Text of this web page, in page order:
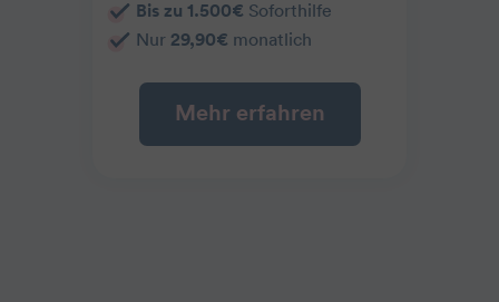
Bis zu 1.500€ Soforthilfe
Nur 29,90€ monatlich
Mehr erfahren